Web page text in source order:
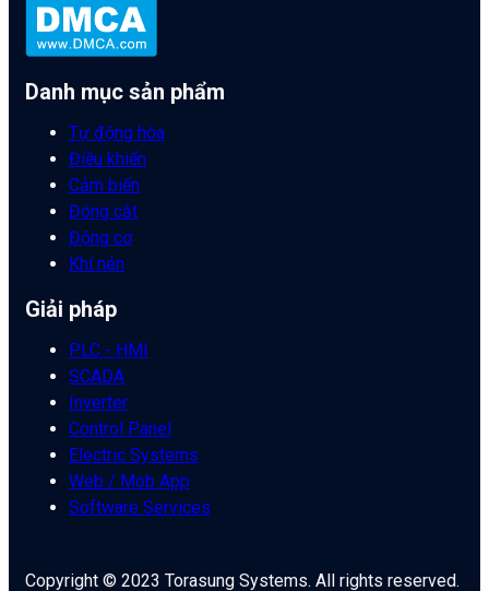
Danh mục sản phẩm
Tự động hóa
Điều khiển
Cảm biến
Đóng cắt
Động cơ
Khí nén
Giải pháp
PLC - HMI
SCADA
Inverter
Control Panel
Electric Systems
Web / Mob App
Software Services
Copyright © 2023 Torasung Systems. All rights reserved.